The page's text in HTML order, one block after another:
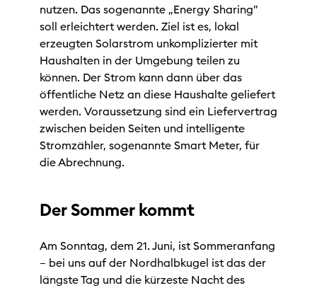
nutzen. Das sogenannte „Energy Sharing”
soll erleichtert werden. Ziel ist es, lokal
erzeugten Solarstrom unkomplizierter mit
Haushalten in der Umgebung teilen zu
können. Der Strom kann dann über das
öffentliche Netz an diese Haushalte geliefert
werden. Voraussetzung sind ein Liefervertrag
zwischen beiden Seiten und intelligente
Stromzähler, sogenannte Smart Meter, für
die Abrechnung.
Der Sommer kommt
Am Sonntag, dem 21. Juni, ist Sommeranfang
– bei uns auf der Nordhalbkugel ist das der
längste Tag und die kürzeste Nacht des